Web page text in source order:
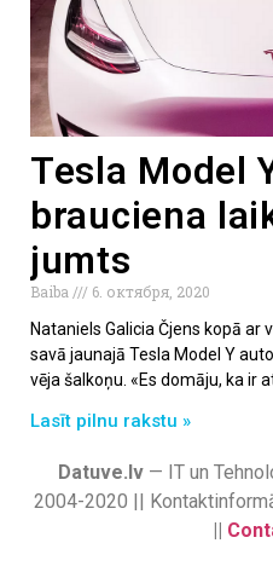
Tesla Model
brauciena
jumts
Baiba
6. октября, 2020
Nataniels Galicia Čjens kopā ar
savā jaunajā Tesla Model Y
vēja šalkoņu. «Es domāju, ka ir
Lasīt pilnu rakstu »
Datuve.lv— IT un
2004-2020 ||
||